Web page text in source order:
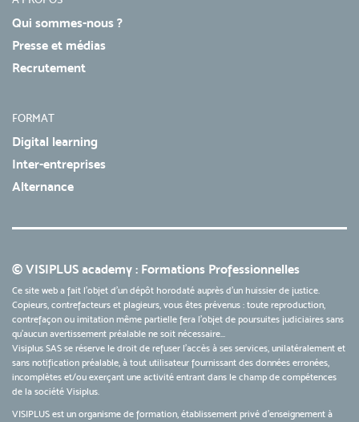
Qui sommes-nous ?
Presse et médias
Recrutement
FORMAT
Digital learning
Inter-entreprises
Alternance
© VISIPLUS academy : Formations Professionnelles
Ce site web a fait l'objet d'un dépôt horodaté auprès d'un huissier de justice.
Copieurs, contrefacteurs et plagieurs, vous êtes prévenus : toute reproduction,
contrefaçon ou imitation même partielle fera l'objet de poursuites judiciaires sans
qu’aucun avertissement préalable ne soit nécessaire...
Visiplus SAS se réserve le droit de refuser l'accès à ses services, unilatéralement et
sans notification préalable, à tout utilisateur fournissant des données erronées,
incomplètes et/ou exerçant une activité entrant dans le champ de compétences
de la société Visiplus.
VISIPLUS est un organisme de formation, établissement privé d’enseignement à